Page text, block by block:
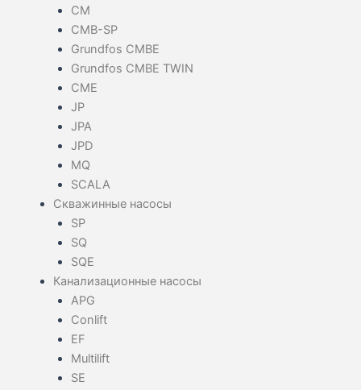
CM
CMB-SP
Grundfos CMBE
Grundfos CMBE TWIN
CME
JP
JPA
JPD
MQ
SCALA
Скважинные насосы
SP
SQ
SQE
Канализационные насосы
APG
Conlift
EF
Multilift
SE